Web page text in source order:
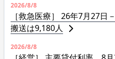
2026/8/8
［救急医療］ 26年7月27日
搬送は9,180人
2026/8/8